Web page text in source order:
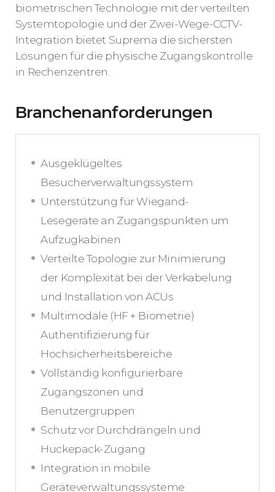
biometrischen Technologie mit der verteilten
Systemtopologie und der Zwei-Wege-CCTV-
Integration bietet Suprema die sichersten
Lösungen für die physische Zugangskontrolle
in Rechenzentren.
Branchenanforderungen
Ausgeklügeltes
Besucherverwaltungssystem
Unterstützung für Wiegand-
Lesegeräte an Zugangspunkten um
Aufzugkabinen
Verteilte Topologie zur Minimierung
der Komplexität bei der Verkabelung
und Installation von ACUs
Multimodale (HF + Biometrie)
Authentifizierung für
Hochsicherheitsbereiche
Vollständig konfigurierbare
Zugangszonen und
Benutzergruppen
Schutz vor Durchdrängeln und
Huckepack-Zugang
Integration in mobile
Geräteverwaltungssysteme